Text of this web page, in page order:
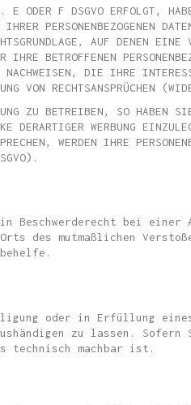
ODER F DSGVO ERFOLGT,
PERSONENBEZOGENEN
AUF DENEN EINE
IHRE BETROFFENEN
NACHWEISEN, DIE IHRE
VON RECHTSANSPRÜCHEN
ZU BETREIBEN, SO HABEN
DERARTIGER WERBUNG
WERDEN IHRE
Beschwerderecht bei
mutmaßlichen
oder in Erfüllung
zu lassen.
technisch machbar ist.